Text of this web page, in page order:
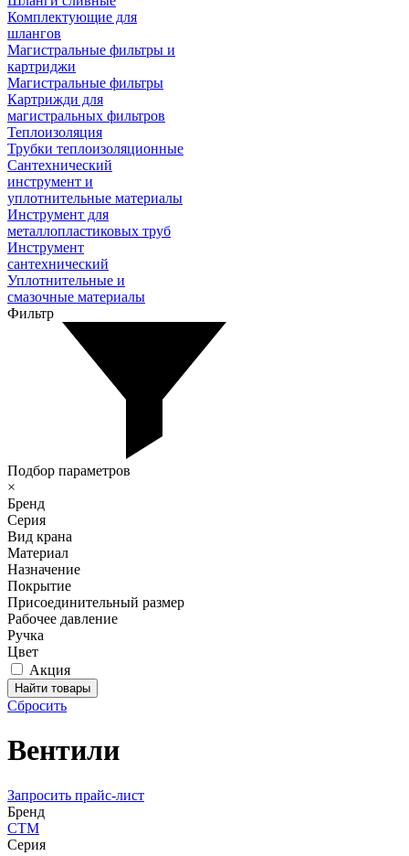
Вентили
Запросить прайс-лист
Бренд
СТМ
Серия
Комплектующие для
шлангов
Магистральные фильтры и
картриджи
Магистральные фильтры
Картрижди для
магистральных фильтров
Теплоизоляция
Трубки теплоизоляционные
Сантехнический
инструмент и
уплотнительные материалы
Инструмент для
металлопластиковых труб
Инструмент
сантехнический
Уплотнительные и
смазочные материалы
Фильтр
Подбор параметров
×
Бренд
Серия
Вид крана
Материал
Назначение
Покрытие
Присоединительный размер
Рабочее давление
Ручка
Цвет
Акция
Сбросить